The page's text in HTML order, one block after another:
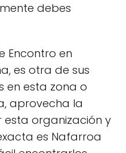
debes
Encontro en
es otra de sus
en esta zona o
aprovecha la
organización y
es Nafarroa